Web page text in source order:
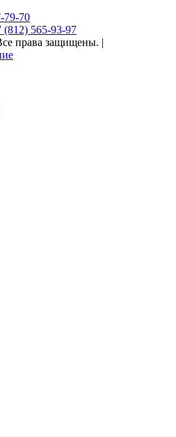
79-70
(812) 565-93-97
права защищены. |